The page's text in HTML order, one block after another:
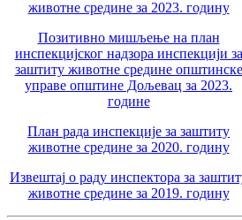
животне средине за 2023. годину
Позитивно мишљење на план
инспекцијског надзора инспекцији за
заштиту животне средине општинске
управе општине Дољевац за 2023.
године
План рада инспекције за заштиту
животне средине за 2020. годину
Извештај о раду инспектора за
животне средине за 2019. годину